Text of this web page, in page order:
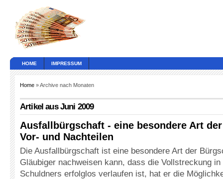
HOME IMPRESSUM
Home » Archive nach Monaten
Artikel aus Juni 2009
Ausfallbürgschaft - eine besondere Art
Vor- und Nachteilen
Die Ausfallbürgschaft ist eine besondere Art der
Gläubiger nachweisen kann, dass die Vollstreckung
Schuldners erfolglos verlaufen ist, hat er die